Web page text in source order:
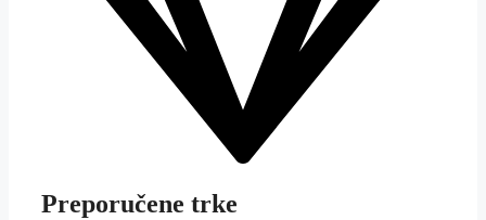
Preporučene trke